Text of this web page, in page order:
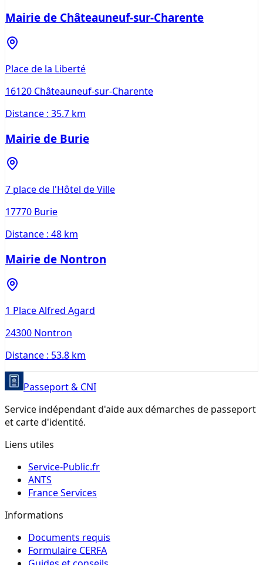
Mairie de Châteauneuf-sur-Charente
Place de la Liberté
16120 Châteauneuf-sur-Charente
Distance : 35.7 km
Mairie de Burie
7 place de l'Hôtel de Ville
17770 Burie
Distance : 48 km
Mairie de Nontron
1 Place Alfred Agard
24300 Nontron
Distance : 53.8 km
Passeport & CNI
Service indépendant d'aide aux démarches de passeport
et carte d'identité.
Liens utiles
Service-Public.fr
ANTS
France Services
Informations
Documents requis
Formulaire CERFA